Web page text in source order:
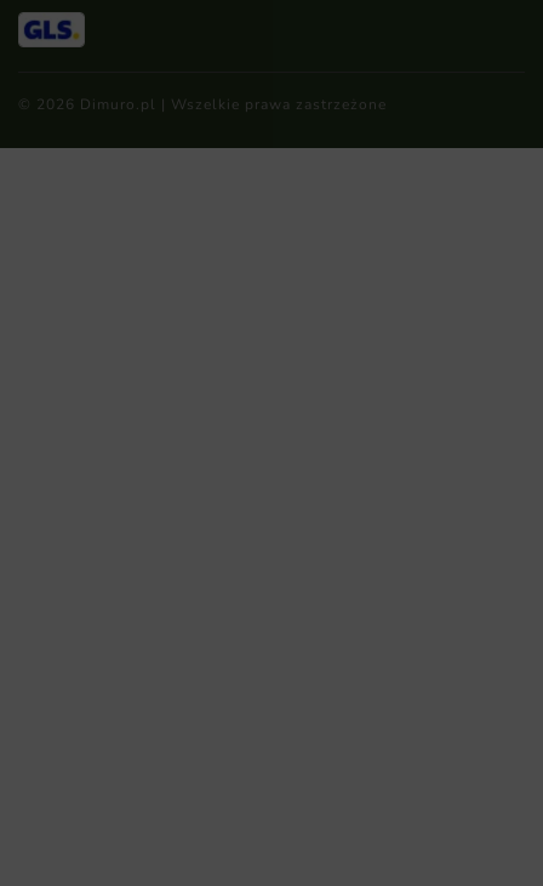
© 2026 Dimuro.pl | Wszelkie prawa zastrzeżone